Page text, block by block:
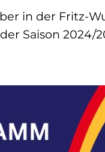
in der Fritz-
Saison 2024/